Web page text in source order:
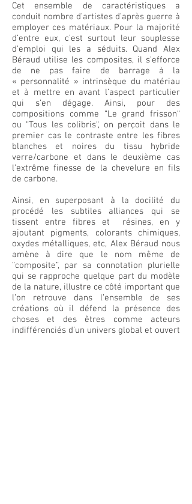
Cet ensemble de caractéristiques a
conduit nombre d’artistes d’après guerre à
employer ces matériaux. Pour la majorité
d’entre eux, c’est surtout leur souplesse
d’emploi qui les a séduits. Quand Alex
Béraud utilise les composites, il s’efforce
de ne pas faire de barrage à la
« personnalité » intrinsèque du matériau
et à mettre en avant l’aspect particulier
qui s’en dégage. Ainsi, pour des
compositions comme “Le grand frisson“
ou “Tous les colibris“, on perçoit dans le
premier cas le contraste entre les fibres
blanches et noires du tissu hybride
verre/carbone et dans le deuxième cas
l’extrême finesse de la chevelure en fils
de carbone.
Ainsi, en superposant à la docilité du
procédé les subtiles alliances qui se
tissent entre fibres et résines, en y
ajoutant pigments, colorants chimiques,
oxydes métalliques, etc, Alex Béraud nous
amène à dire que le nom même de
“composite“, par sa connotation plurielle
qui se rapproche quelque part du modèle
de la nature, illustre ce côté important que
l’on retrouve dans l’ensemble de ses
créations où il défend la présence des
choses et des êtres comme acteurs
indifférenciés d’un univers global et ouvert